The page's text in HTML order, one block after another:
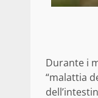
Durante i
“malattia